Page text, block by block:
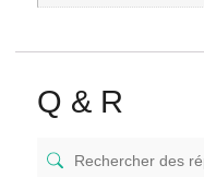
Q & R